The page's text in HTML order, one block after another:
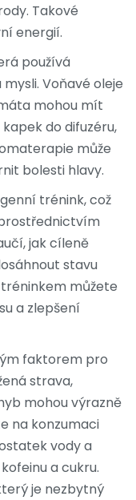
Takové
energií.
používá
Voňavé oleje
mohou mít
do difuzéru,
může
bolesti hlavy.
trénink, což
jak cíleně
stavu
můžete
a zlepšení
faktorem pro
strava,
mohou výrazně
na konzumaci
vody a
a cukru.
je nezbytný